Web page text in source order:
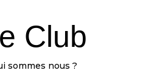
Club
sommes nous ?